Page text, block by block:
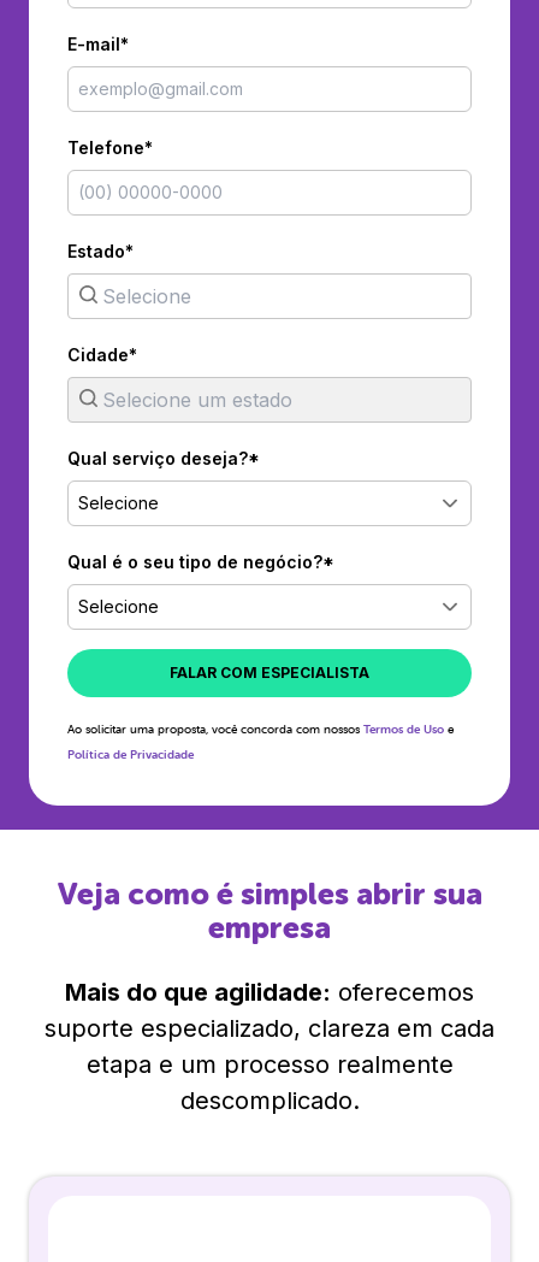
E-mail*
Telefone*
Estado*
Cidade*
Qual serviço deseja?*
Selecione
Qual é o seu tipo de negócio?*
Selecione
FALAR COM ESPECIALISTA
Ao solicitar uma proposta, você concorda com nossos Termos de Uso e
Política de Privacidade
Veja como é simples abrir sua
empresa
Mais do que agilidade: oferecemos
suporte especializado, clareza em cada
etapa e um processo realmente
descomplicado.